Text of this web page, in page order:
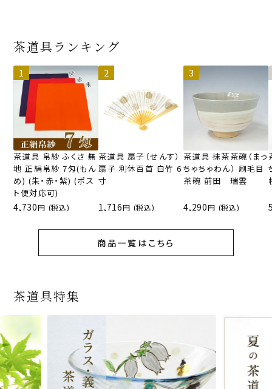
茶道具ランキング
茶道具 帛紗 ふくさ 無
地 正絹帛紗 7匁(もん
め) (朱・赤・紫) (ポス
ト便対応可)
4,730 (税込)
茶道具 扇子（せんす）
扇子 利休百首 白竹 6
寸
1,716 (税込)
茶道具 抹茶茶碗（まっ
ちゃちゃわん） 刷毛目
茶碗 前田 瑞雲
4,290 (税込)
商品一覧はこちら
茶道具特集